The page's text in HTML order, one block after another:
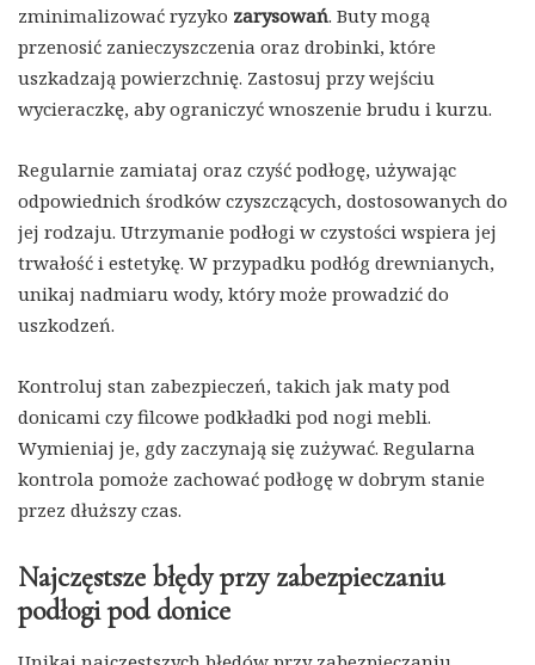
zminimalizować ryzyko zarysowań. Buty mogą
przenosić zanieczyszczenia oraz drobinki, które
uszkadzają powierzchnię. Zastosuj przy wejściu
wycieraczkę, aby ograniczyć wnoszenie brudu i kurzu.
Regularnie zamiataj oraz czyść podłogę, używając
odpowiednich środków czyszczących, dostosowanych do
jej rodzaju. Utrzymanie podłogi w czystości wspiera jej
trwałość i estetykę. W przypadku podłóg drewnianych,
unikaj nadmiaru wody, który może prowadzić do
uszkodzeń.
Kontroluj stan zabezpieczeń, takich jak maty pod
donicami czy filcowe podkładki pod nogi mebli.
Wymieniaj je, gdy zaczynają się zużywać. Regularna
kontrola pomoże zachować podłogę w dobrym stanie
przez dłuższy czas.
Najczęstsze błędy przy zabezpieczaniu
podłogi pod donice